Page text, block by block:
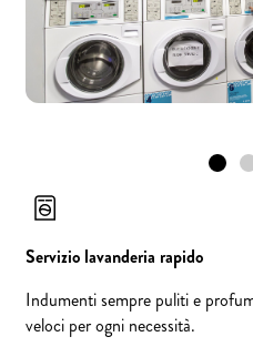
Servizio lavanderia rapido
Indumenti sempre puliti e
veloci per ogni necessità.